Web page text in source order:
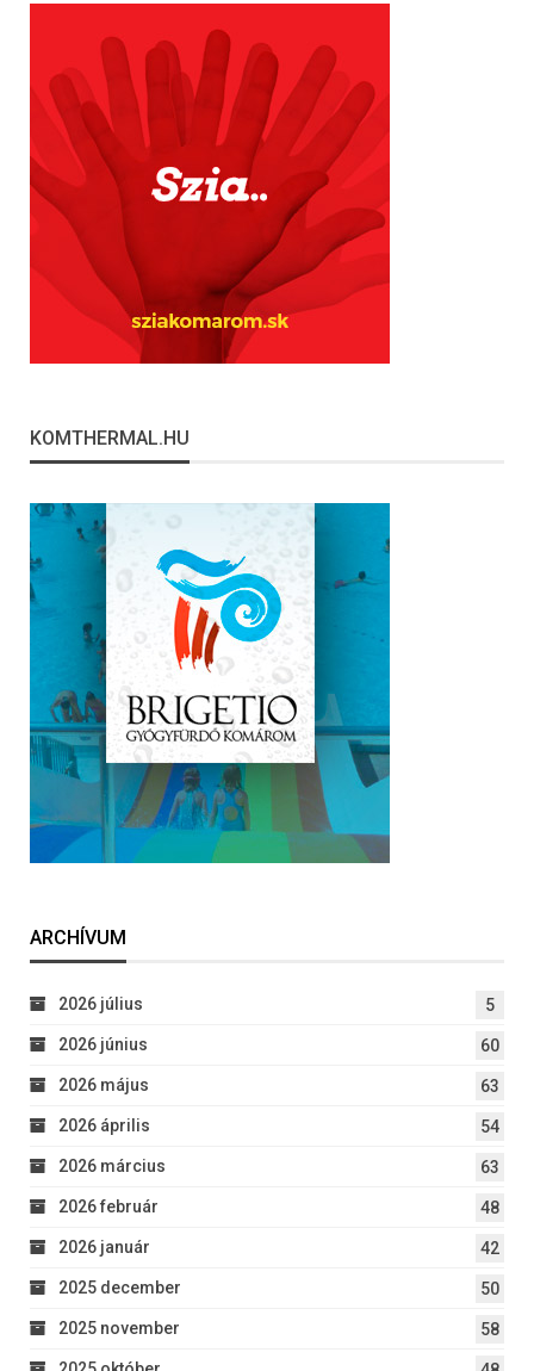
KOMTHERMAL.HU
ARCHÍVUM
2026 július 5
2026 június 60
2026 május 63
2026 április 54
2026 március 63
2026 február 48
2026 január 42
2025 december 50
2025 november 58